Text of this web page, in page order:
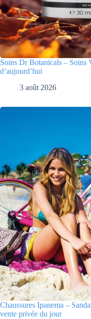
Soins Dr Botanicals – Soins
d’aujourd’hui
3 août 2026
Chaussures Ipanema –
vente privée du jour